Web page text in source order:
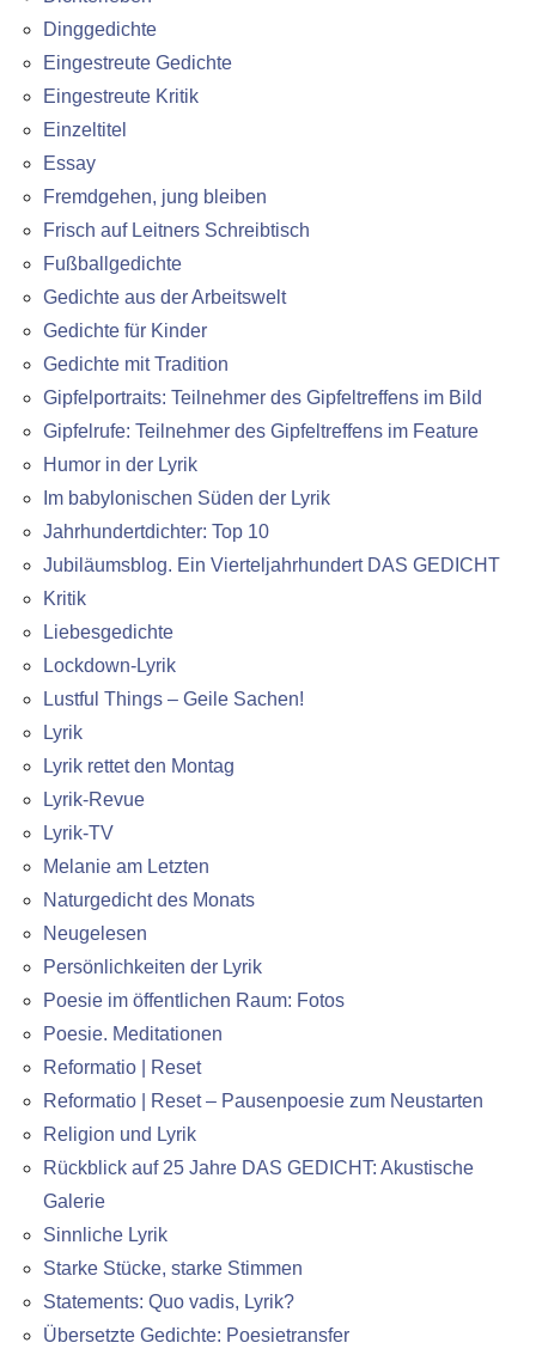
Dinggedichte
Eingestreute Gedichte
Eingestreute Kritik
Einzeltitel
Essay
Fremdgehen, jung bleiben
Frisch auf Leitners Schreibtisch
Fußballgedichte
Gedichte aus der Arbeitswelt
Gedichte für Kinder
Gedichte mit Tradition
Gipfelportraits: Teilnehmer des Gipfeltreffens im Bild
Gipfelrufe: Teilnehmer des Gipfeltreffens im Feature
Humor in der Lyrik
Im babylonischen Süden der Lyrik
Jahrhundertdichter: Top 10
Jubiläumsblog. Ein Vierteljahrhundert DAS GEDICHT
Kritik
Liebesgedichte
Lockdown-Lyrik
Lustful Things – Geile Sachen!
Lyrik
Lyrik rettet den Montag
Lyrik-Revue
Lyrik-TV
Melanie am Letzten
Naturgedicht des Monats
Neugelesen
Persönlichkeiten der Lyrik
Poesie im öffentlichen Raum: Fotos
Poesie. Meditationen
Reformatio | Reset
Reformatio | Reset – Pausenpoesie zum Neustarten
Religion und Lyrik
Rückblick auf 25 Jahre DAS GEDICHT: Akustische
Galerie
Sinnliche Lyrik
Starke Stücke, starke Stimmen
Statements: Quo vadis, Lyrik?
Übersetzte Gedichte: Poesietransfer